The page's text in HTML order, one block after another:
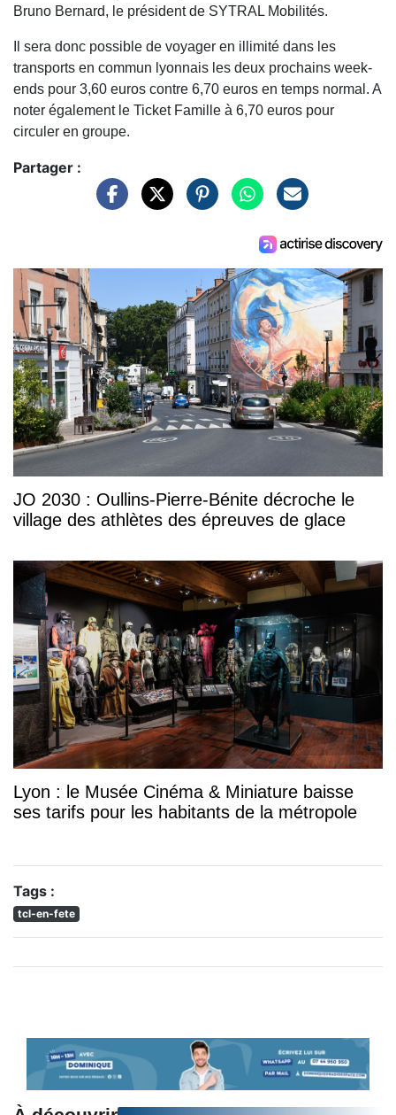
Bruno Bernard, le président de SYTRAL Mobilités.
Il sera donc possible de voyager en illimité dans les
transports en commun lyonnais les deux prochains week-
ends pour 3,60 euros contre 6,70 euros en temps normal. A
noter également le Ticket Famille à 6,70 euros pour
circuler en groupe.
Partager :
JO 2030 : Oullins-Pierre-Bénite décroche le
village des athlètes des épreuves de glace
Lyon : le Musée Cinéma & Miniature baisse
ses tarifs pour les habitants de la métropole
Tags :
tcl-en-fete